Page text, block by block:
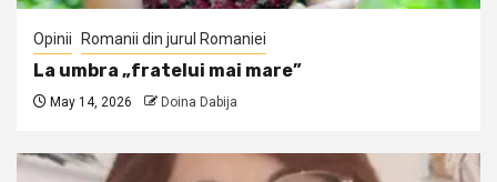
Opinii Romanii din jurul Romaniei
La umbra „fratelui mai mare”
May 14, 2026 Doina Dabija